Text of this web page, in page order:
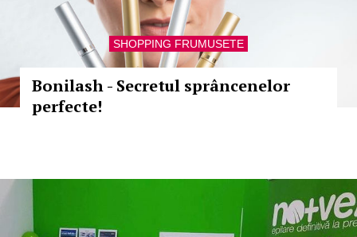
SHOPPING FRUMUSETE
Bonilash - Secretul sprâncenelor
perfecte!